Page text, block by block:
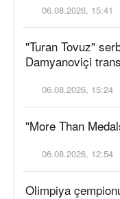
06.08.2026, 15:41
"Turan Tovuz"
Damyanoviçi
06.08.2026, 15:24
"More Than
06.08.2026, 12:54
Olimpiya